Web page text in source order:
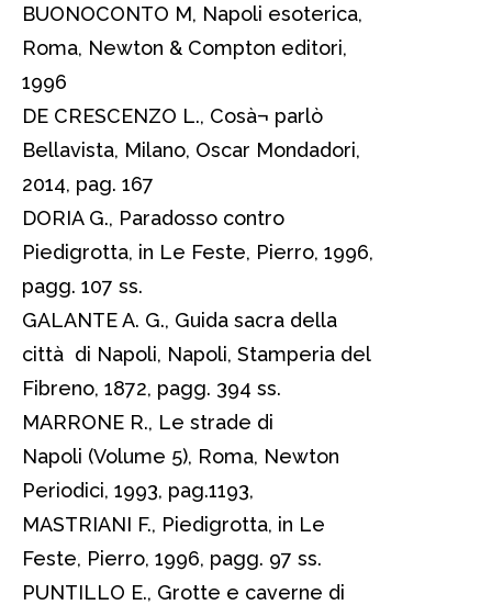
BUONOCONTO M, Napoli esoterica,
Roma, Newton & Compton editori,
1996
DE CRESCENZO L., Cosà¬ parlò
Bellavista, Milano, Oscar Mondadori,
2014, pag. 167
DORIA G., Paradosso contro
Piedigrotta, in Le Feste, Pierro, 1996,
pagg. 107 ss.
GALANTE A. G., Guida sacra della
città di Napoli, Napoli, Stamperia del
Fibreno, 1872, pagg. 394 ss.
MARRONE R., Le strade di
Napoli (Volume 5), Roma, Newton
Periodici, 1993, pag.1193,
MASTRIANI F., Piedigrotta, in Le
Feste, Pierro, 1996, pagg. 97 ss.
PUNTILLO E., Grotte e caverne di